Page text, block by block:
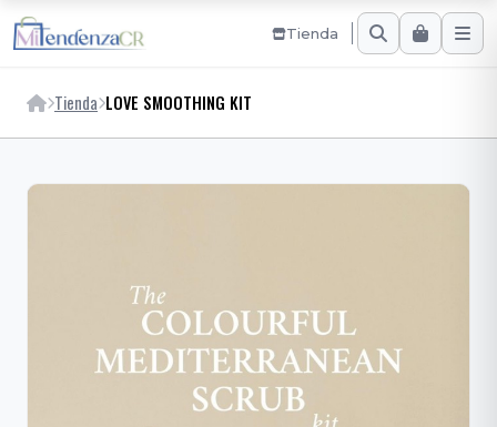
Tienda
Tienda LOVE SMOOTHING KIT